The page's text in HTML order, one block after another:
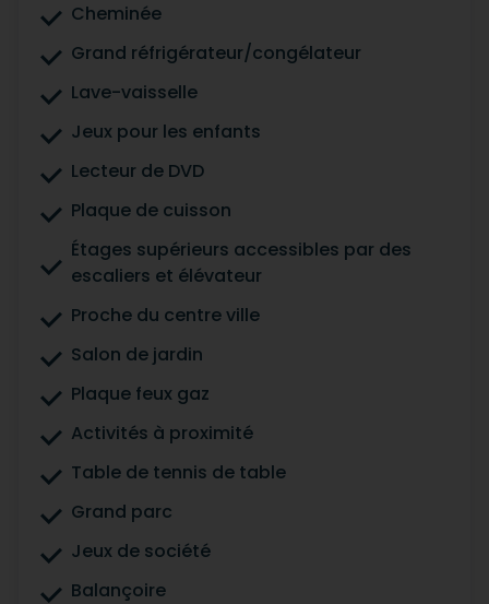
Cheminée
Grand réfrigérateur/congélateur
Lave-vaisselle
Jeux pour les enfants
Lecteur de DVD
Plaque de cuisson
Étages supérieurs accessibles par des
escaliers et élévateur
Proche du centre ville
Salon de jardin
Plaque feux gaz
Activités à proximité
Table de tennis de table
Grand parc
Jeux de société
Balançoire